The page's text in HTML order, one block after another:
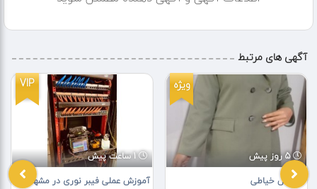
آگهی های مرتبط
VIP
1 ساعت پیش
آموزش عملی فیبر نوری در مشهد
ویژه
5 روز پیش
آموزش خیاطی